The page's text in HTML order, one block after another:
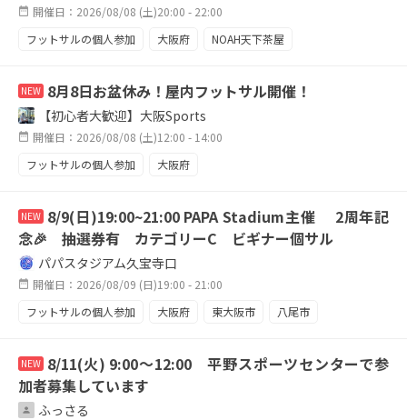
開催日：2026/08/08 (土)20:00 - 22:00
フットサルの個人参加
大阪府 NOAH天下茶屋
NEW 8月8日お盆休み！屋内フットサル開催！
【初心者大歓迎】大阪Sports
開催日：2026/08/08 (土)12:00 - 14:00
フットサルの個人参加
大阪府
NEW 8/9(日)19:00~21:00 PAPA Stadium主催 2周年記
念🎉 抽選券有 カテゴリーC ビギナー個サル
パパスタジアム久宝寺口
開催日：2026/08/09 (日)19:00 - 21:00
フットサルの個人参加
大阪府 東大阪市
八尾市
屋内施設
NEW 8/11(火) 9:00～12:00 平野スポーツセンターで参
加者募集しています
ふっさる